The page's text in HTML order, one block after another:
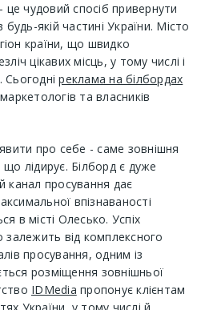
це чудовий спосіб привернути
якій частині України. Місто
країни, що швидко
цікавих місць, у тому числі і
Сьогодніреклама на білбордах
та власників
про себе - саме зовнішня
лідирує. Білборд є дуже
канал просування дає
впізнаваності
в місті Олесько. Успіх
залежить від комплексного
просування, одним із
розміщення зовнішньої
IDMedia пропонує клієнтам